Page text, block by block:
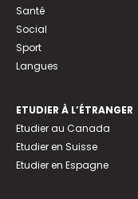
Santé
Social
Sport
Langues
ETUDIER À L’ÉTRANGER
Etudier au Canada
Etudier en Suisse
Etudier en Espagne